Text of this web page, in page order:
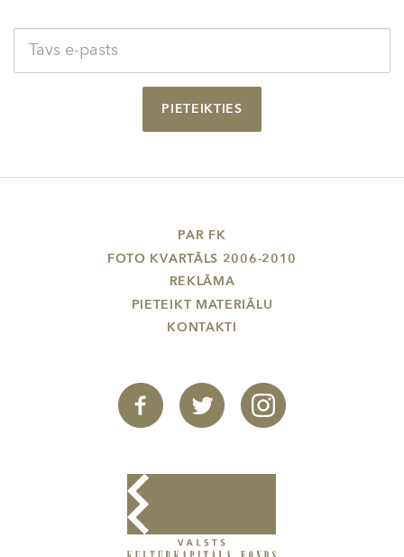
PIETEIKTIES
PAR FK
FOTO KVARTĀLS 2006-2010
REKLĀMA
PIETEIKT MATERIĀLU
KONTAKTI